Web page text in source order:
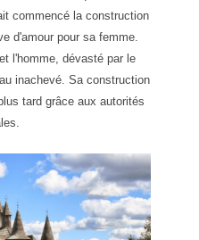
commencé la construction
d'amour pour sa femme.
l'homme, dévasté par le
inachevé. Sa construction
tard grâce aux autorités